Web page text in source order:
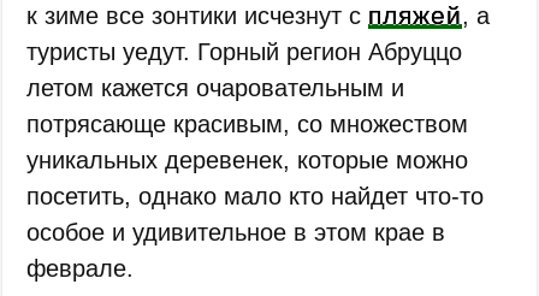
к зиме все зонтики исчезнут с пляжей, а
туристы уедут. Горный регион Абруццо
летом кажется очаровательным и
потрясающе красивым, со множеством
уникальных деревенек, которые можно
посетить, однако мало кто найдет что-то
особое и удивительное в этом крае в
феврале.